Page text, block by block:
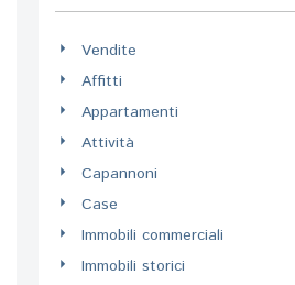
Vendite
Affitti
Appartamenti
Attività
Capannoni
Case
Immobili commerciali
Immobili storici